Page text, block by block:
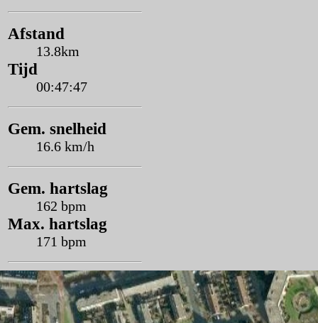
Afstand
13.8km
Tijd
00:47:47
Gem. snelheid
16.6 km/h
Gem. hartslag
162 bpm
Max. hartslag
171 bpm